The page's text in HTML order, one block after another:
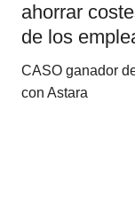
ahorrar
de los
CASO ganador
con Astara